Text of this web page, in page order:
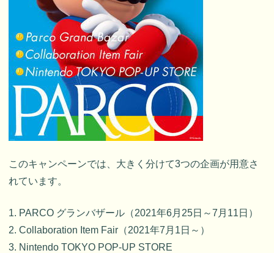
このキャンペーンでは、大きく分けて3つの企画が用意さ
れています。
1. PARCO グランバザール（2021年6月25日～7月11日）
2. Collaboration Item Fair（2021年7月1日～）
3. Nintendo TOKYO POP-UP STORE